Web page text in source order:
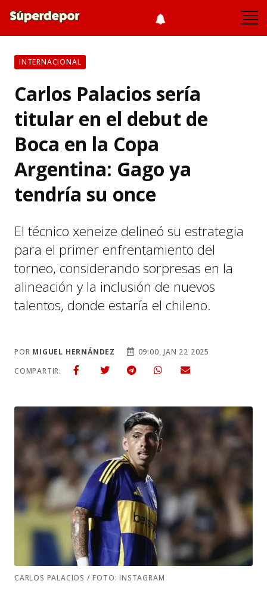
INTERNACIONAL
Carlos Palacios sería
titular en el debut de
Boca en la Copa
Argentina: Gago ya
tendría su once
El técnico xeneize delineó su estrategia
para el primer enfrentamiento del
torneo, considerando sorpresas en la
alineación y la inclusión de nuevos
talentos, donde estaría el chileno.
POR MIGUEL HERNÁNDEZ
09:00, JAN 22 2025
COMPARTIR:
CARLOS PALACIOS / FOTO: INSTAGRAM